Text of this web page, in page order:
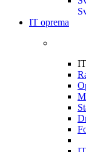
IT oprema